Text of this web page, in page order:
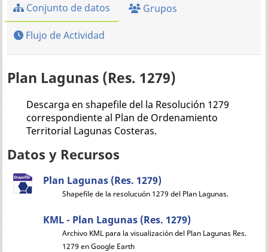
Conjunto de datos Grupos
Flujo de Actividad
Plan Lagunas (Res. 1279)
Descarga en shapefile del la Resolución 1279
correspondiente al Plan de Ordenamiento
Territorial Lagunas Costeras.
Datos y Recursos
Plan Lagunas (Res. 1279)
Shapefile de la resolucuón 1279 del Plan Lagunas.
KML - Plan Lagunas (Res. 1279)
Archivo KML para la visualización del Plan Lagunas Res.
1279 en Google Earth